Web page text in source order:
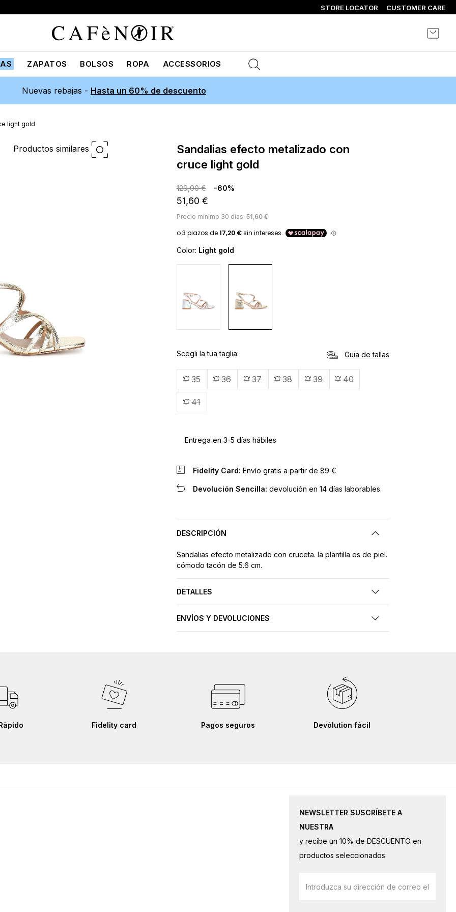
STORE LOCATOR CUSTOMER CARE
Mi
ZAPATOS BOLSOS ROPA ACCESSORIOS
Nuevas rebajas - Hasta un 60% de descuento
light gold
Productos similares
sandalias efecto metalizado con
cruce light gold
129,00 € -60%
51,60 €
Precio mínimo 30 días: 51,60 €
Color: Light gold
Scegli la tua taglia
35 36 37 38 39 40
41
Guia de tallas
Entrega en 3-5 días hábiles
Fidelity Card: Envío gratis a partir de 89 €
Devolución Sencilla: devolución en 14 días laborables.
DESCRIPCIÓN
Sandalias efecto metalizado con cruceta. la plantilla es de piel.
cómodo tacón de 5.6 cm.
DETALLES
ENVÍOS Y DEVOLUCIONES
Fidelity card Pagos seguros Devólution fàcil
NEWSLETTER SUSCRÍBETE A
NUESTRA
y recibe un 10% de DESCUENTO en
productos seleccionados.